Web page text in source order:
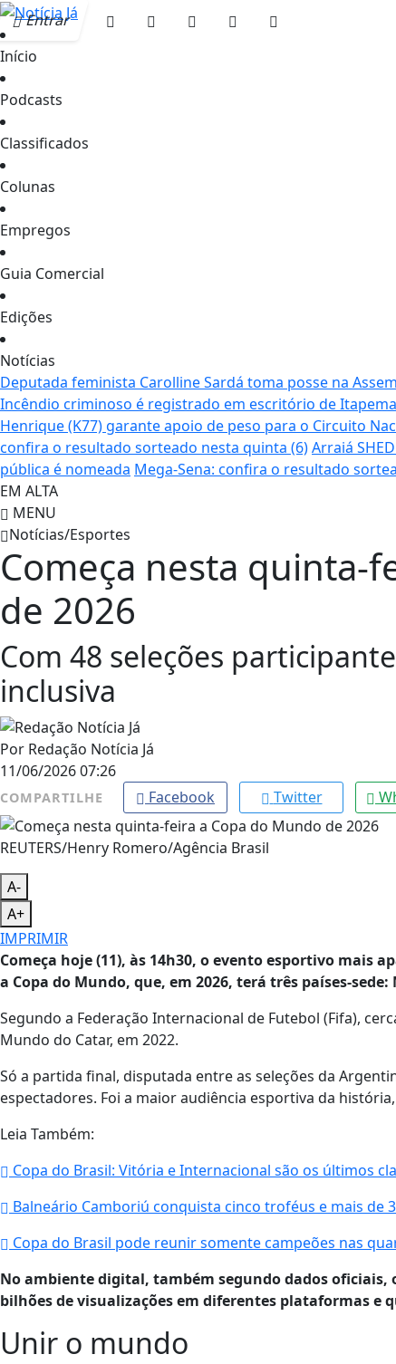
Entrar
Início
Podcasts
Classificados
Colunas
Empregos
Guia Comercial
Edições
Notícias
Deputada feminista Carolline Sardá toma posse na
Incêndio criminoso é registrado em escritório de Itapema
Henrique (K77) garante apoio de peso para o Circuito
confira o resultado sorteado nesta quinta (6)Arraiá
pública é nomeada Mega-Sena: confira o resultado
EM ALTA
MENU
Notícias/Esportes
Começa nesta quinta-
de 2026
Com 48 seleções
inclusiva
Por Redação Notícia Já
11/06/2026 07:26
COMPARTILHE Facebook Twitter
REUTERS/Henry Romero/Agência Brasil
A-
A+
IMPRIMIR
Começa hoje (11), às 14h30, o evento esportivo mais
a Copa do Mundo, que, em 2026, terá três países-
Segundo a Federação Internacional de Futebol (Fifa),
Mundo do Catar, em 2022.
Só a partida final, disputada entre as seleções da
espectadores. Foi a maior audiência esportiva da
Leia Também:
Copa do Brasil: Vitória e Internacional são os últimos
Balneário Camboriú conquista cinco troféus e mais de
Copa do Brasil pode reunir somente campeões nas
No ambiente digital, também segundo dados
bilhões de visualizações em diferentes plataformas e
Unir o mundo